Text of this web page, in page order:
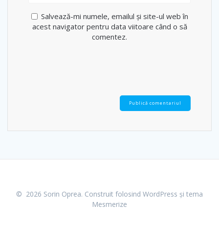
Salvează-mi numele, emailul și site-ul web în
acest navigator pentru data viitoare când o să
comentez.
© 2026 Sorin Oprea. Construit folosind WordPress și tema
Mesmerize